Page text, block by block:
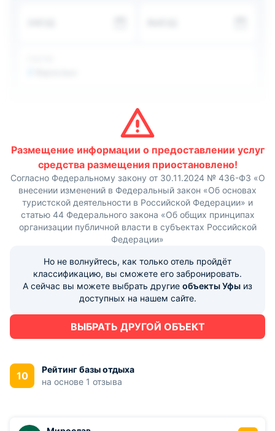
инвентарь, караоке. В банкетном зале проводятся
корпоративные праздники и свадьбы, юбилеи и
фуршеты, конференции и семинары.
Предоставляются обслуживающий персонал:
официанты, повара, бармены. Праздничное
декорирование помещений, аренда шатров и беседок.
Также посетителям предлагается кальян, катание на
лошадях, ловля рыбы. Любое Ваше мероприятие
пройдет на высшем уровне, на память останутся не
только приятные впечатления, но и яркие и красивые
фото. До аэропорта 8,7 км пути, до жд вокзала 28,6 км.
Размещение информации о предоставлении услуг
средства размещения приостановлено!
Согласно Федеральному закону от 30.11.2024 № 436-ФЗ «О
внесении изменений в Федеральный закон «Об основах
туристской деятельности в Российской Федерации» и
статью 44 Федерального закона «Об общих принципах
организации публичной власти в субъектах Российской
Федерации»
Но не волнуйтесь, как только отель пройдёт
классификацию, вы сможете его забронировать.
А сейчас вы можете выбрать другие объекты Уфы из
доступных на нашем сайте.
ВЫБРАТЬ ДРУГОЙ ОБЪЕКТ
10
Рейтинг базы отдыха
на основе 1 отзыва